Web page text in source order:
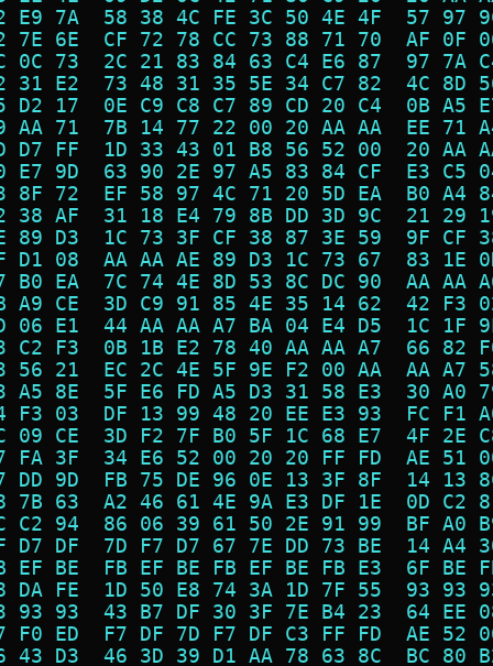
E9 7A  58 38 4C FE 3C 50 4E 4F  57
7E 6E  CF 72 78 CC 73 88 71 70  AF
0C 73  2C 21 83 84 63 C4 E6 87  97
31 E2  73 48 31 35 5E 34 C7 82  4C
D2 17  0E C9 C8 C7 89 CD 20 C4  0B
AA 71  7B 14 77 22 00 20 AA AA  EE
D7 FF  1D 33 43 01 B8 56 52 00  20
E7 9D  63 90 2E 97 A5 83 84 CF  E3
8F 72  EF 58 97 4C 71 20 5D EA  B0
38 AF  31 18 E4 79 8B DD 3D 9C  21
89 D3  1C 73 3F CF 38 87 3E 59  9F
D1 08  AA AA AE 89 D3 1C 73 67  83
B0 EA  7C 74 4E 8D 53 8C DC 90  AA
A9 CE  3D C9 91 85 4E 35 14 62  42
06 E1  44 AA AA A7 BA 04 E4 D5  1C
C2 F3  0B 1B E2 78 40 AA AA A7  66
56 21  EC 2C 4E 5F 9E F2 00 AA  AA
A5 8E  5F E6 FD A5 D3 31 58 E3  30
F3 03  DF 13 99 48 20 EE E3 93  FC
09 CE  3D F2 7F B0 5F 1C 68 E7  4F
FA 3F  34 E6 52 00 20 20 FF FD  AE
DD 9D  FB 75 DE 96 0E 13 3F 8F  14
7B 63  A2 46 61 4E 9A E3 DF 1E  0D
C2 94  86 06 39 61 50 2E 91 99  BF
D7 DF  7D F7 D7 67 7E DD 73 BE  14
EF BE  FB EF BE FB EF BE FB E3  6F
DA FE  1D 50 E8 74 3A 1D 7F 55  93
93 93  43 B7 DF 30 3F 7E B4 23  64
F0 ED  F7 DF 7D F7 DF C3 FF FD  AE
43 D3  46 3D 39 D1 AA 78 63 8C  BC